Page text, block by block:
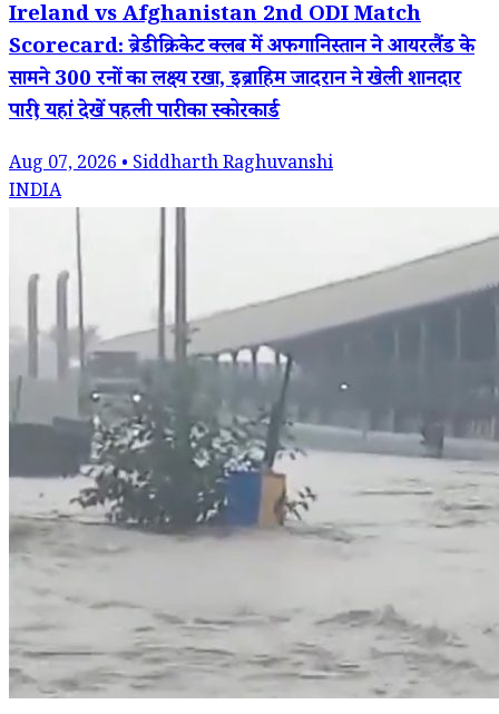
Ireland vs Afghanistan 2nd ODI Match
Scorecard: ब्रेडी क्रिकेट क्लब में अफगानिस्तान ने आयरलैंड के
सामने 300 रनों का लक्ष्य रखा, इब्राहिम जादरान ने खेली शानदार
पारी; यहां देखें पहली पारी का स्कोरकार्ड
Aug 07, 2026 • Siddharth Raghuvanshi
INDIA